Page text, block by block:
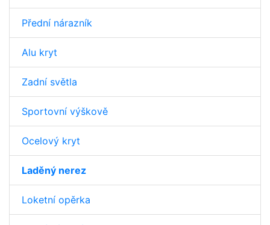
Přední nárazník
Alu kryt
Zadní světla
Sportovní výškově
Ocelový kryt
Laděný nerez
Loketní opěrka